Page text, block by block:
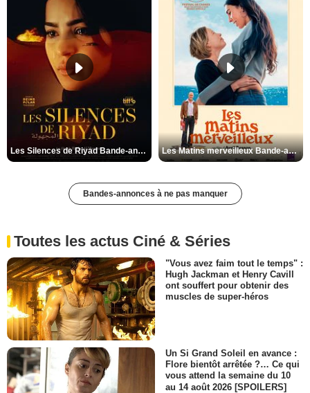
Les Silences de Riyad Bande-annonce VO STFR Les Matins merveilleux Bande-annonce VF
Bandes-annonces à ne pas manquer
Toutes les actus Ciné & Séries
"Vous avez faim tout le temps" :
Hugh Jackman et Henry Cavill
ont souffert pour obtenir des
muscles de super-héros
Un Si Grand Soleil en avance :
Flore bientôt arrêtée ?… Ce qui
vous attend la semaine du 10
au 14 août 2026 [SPOILERS]